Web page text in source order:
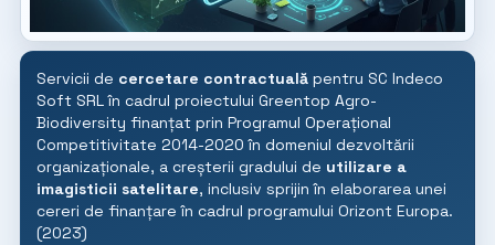
Servicii de cercetare contractuală pentru SC Indeco
Soft SRL în cadrul proiectului Greentop Agro-
Biodiversity finanțat prin Programul Operațional
Competitivitate 2014-2020 în domeniul dezvoltării
organizaționale, a creșterii gradului de utilizare a
imagisticii satelitare, inclusiv sprijin în elaborarea unei
cereri de finanțare în cadrul programului Orizont Europa.
(2023)